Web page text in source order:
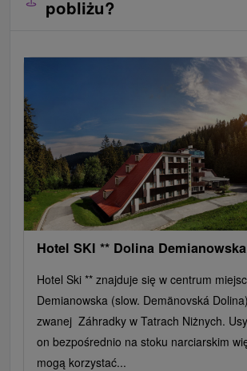
pobliżu?
Hotel SKI ** Dolina Demianowska
Hotel Ski ** znajduje się w centrum
Demianowska (slow. Demänovská
zwanej Záhradky w Tatrach Niżnych.
on bezpośrednio na stoku narciarskim
mogą korzystać...